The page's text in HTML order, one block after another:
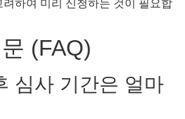
하여 미리 신청하는 것이 필요합
(FAQ)
심사 기간은 얼마